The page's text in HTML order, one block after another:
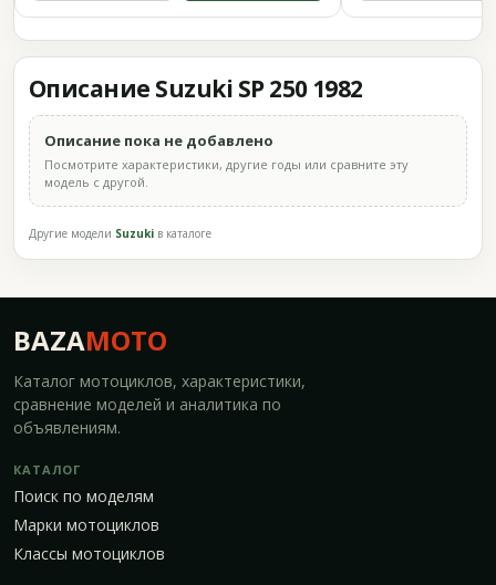
Описание Suzuki SP 250 1982
Описание пока не добавлено
Посмотрите характеристики, другие годы или сравните эту
модель с другой.
Другие модели Suzuki в каталоге
BAZAMOTO
Каталог мотоциклов, характеристики,
сравнение моделей и аналитика по
объявлениям.
КАТАЛОГ
Поиск по моделям
Марки мотоциклов
Классы мотоциклов